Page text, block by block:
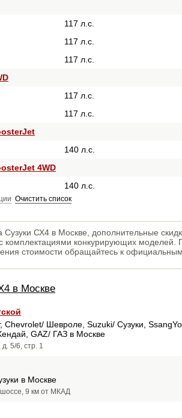
117 л.с.
117 л.с.
117 л.с.
117 л.с.
117 л.с.
140 л.с.
4WD
140 л.с.
Очистить список
СХ4 в Москве, дополнительные
комплектациями конкурирующих
стоимости обращайтесь к
в Москве
Шевроле, Suzuki/ Сузуки,
GAZ/ ГАЗ в Москве
5/6, стр. 1
в Москве
9 км от МКАД